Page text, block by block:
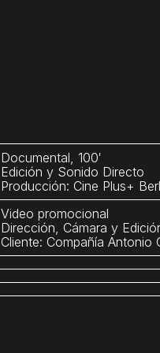
Documental, 100′
Edición y Sonido Directo
Producción: Cine Plus+
Video promocional
Dirección, Cámara y
Cliente: Compañía Antonio